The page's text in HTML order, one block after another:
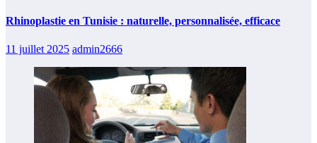
Rhinoplastie en Tunisie : naturelle, personnalisée, efficace
11 juillet 2025 admin2666